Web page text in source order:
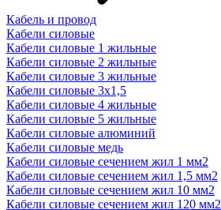
Кабель и провод
Кабели силовые
Кабели силовые 1 жильные
Кабели силовые 2 жильные
Кабели силовые 3 жильные
Кабели силовые 3х1,5
Кабели силовые 4 жильные
Кабели силовые 5 жильные
Кабели силовые алюминий
Кабели силовые медь
Кабели силовые сечением жил 1 мм2
Кабели силовые сечением жил 1,5 мм2
Кабели силовые сечением жил 10 мм2
Кабели силовые сечением жил 120 мм2